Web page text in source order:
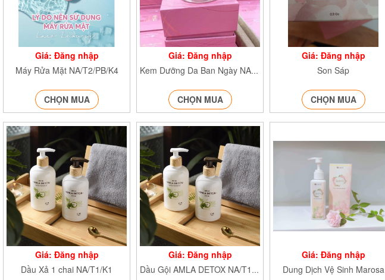
Giá: Đăng nhập
Máy Rửa Mặt NA/T2/PB/K4
CHỌN MUA
Giá: Đăng nhập
Kem Dưỡng Da Ban Ngày NA/T2/PB/K4
CHỌN MUA
Giá: Đăng nhập
Son Sáp
CHỌN MUA
Giá: Đăng nhập
Dầu Xả 1 chai NA/T1/K1
Giá: Đăng nhập
Dầu Gội AMLA DETOX NA/T1/K1
Giá: Đăng nhập
Dung Dịch Vệ Sinh Marosa